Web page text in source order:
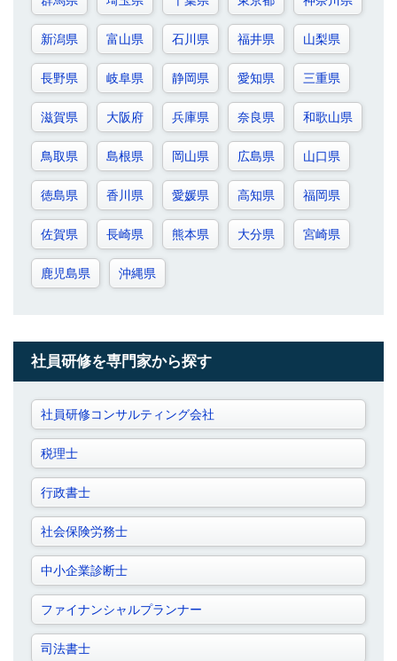
新潟県 富山県 石川県 福井県 山梨県
長野県 岐阜県 静岡県 愛知県 三重県
滋賀県 大阪府 兵庫県 奈良県 和歌山県
鳥取県 島根県 岡山県 広島県 山口県
徳島県 香川県 愛媛県 高知県 福岡県
佐賀県 長崎県 熊本県 大分県 宮崎県
鹿児島県 沖縄県
社員研修を専門家から探す
社員研修コンサルティング会社
税理士
行政書士
社会保険労務士
中小企業診断士
ファイナンシャルプランナー
司法書士